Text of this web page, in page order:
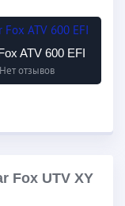
ATV 600 EFI
Нет отзывов
Fox UTV XY